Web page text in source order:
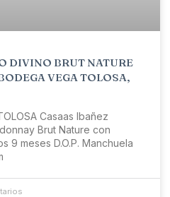
DIVINO BRUT NATURE
VEGA TOLOSA,
Casaas Ibañez
Brut Nature con
9 meses D.O.P. Manchuela